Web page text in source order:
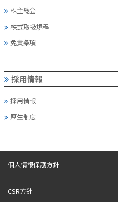
株主総会
株式取扱規程
免責条項
採用情報
採用情報
厚生制度
個人情報保護方針
CSR方針